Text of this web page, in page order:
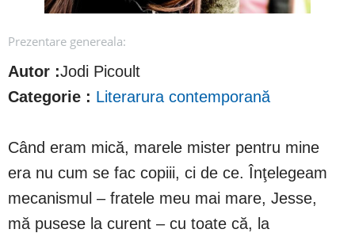
Prezentare genereala:
Autor :Jodi Picoult
Categorie : Literarura contemporană
Când eram mică, marele mister pentru mine
era nu cum se fac copiii, ci de ce. Înţelegeam
mecanismul – fratele meu mai mare, Jesse,
mă pusese la curent – cu toate că, la